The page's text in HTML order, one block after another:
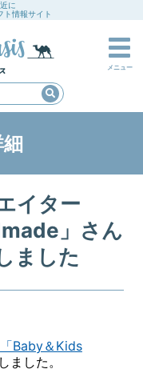
に
ト情報サイト
メニュー
イター
」さん
ました
「Baby＆Kids
ました。